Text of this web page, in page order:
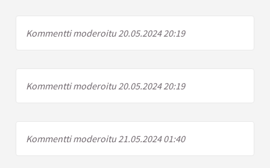
Kommentti moderoitu 20.05.2024 20:19
Kommentti moderoitu 20.05.2024 20:19
Kommentti moderoitu 21.05.2024 01:40